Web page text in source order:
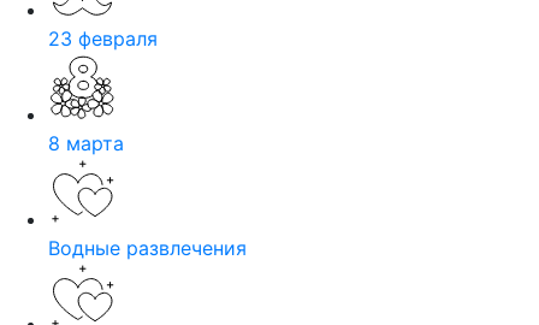
23 февраля
8 марта
Водные развлечения